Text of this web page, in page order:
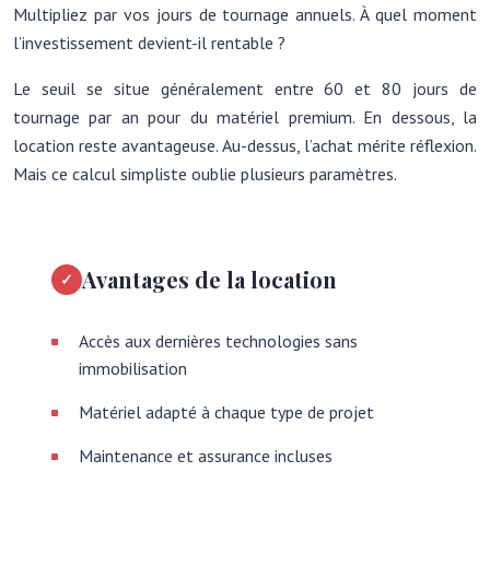
Multipliez par vos jours de tournage annuels. À quel moment
l’investissement devient-il rentable ?
Le seuil se situe généralement entre 60 et 80 jours de
tournage par an pour du matériel premium. En dessous, la
location reste avantageuse. Au-dessus, l’achat mérite réflexion.
Mais ce calcul simpliste oublie plusieurs paramètres.
Avantages de la location
Accès aux dernières technologies sans
immobilisation
Matériel adapté à chaque type de projet
Maintenance et assurance incluses